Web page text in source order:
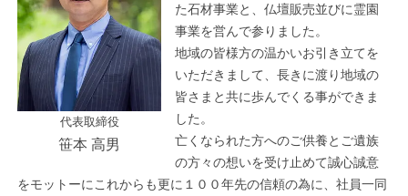
代表取締役
笹本 高男
た石材事業と、仏壇販売並びに霊園
事業を営んで参りました。
地域の皆様方の温かいお引き立てを
いただきまして、長きに渡り地域の
皆さまと共に歩んでくる事ができま
した。
亡くなられた方へのご供養とご遺族
の方々の想いを受け止めて誠心誠意
をモットーにこれからも更に１００年先の信頼の為に、社員一同